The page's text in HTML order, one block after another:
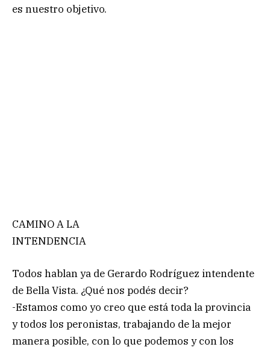
es nuestro objetivo.
CAMINO A LA
INTENDENCIA
Todos hablan ya de Gerardo Rodríguez intendente
de Bella Vista. ¿Qué nos podés decir?
-Estamos como yo creo que está toda la provincia
y todos los peronistas, trabajando de la mejor
manera posible, con lo que podemos y con los